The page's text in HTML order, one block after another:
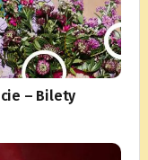
– Bilety